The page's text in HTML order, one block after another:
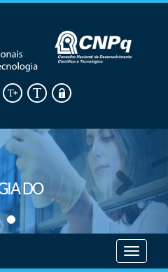
DO
menu